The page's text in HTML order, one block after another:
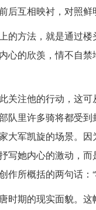
互相映衬，对照鲜
的方法，就是通过
心的欣羡，情不自
关注他的行动，这
队里许多骑将都受
大军凯旋的场景。
写她内心的激动，
作所概括的两句话
时期的现实面貌。